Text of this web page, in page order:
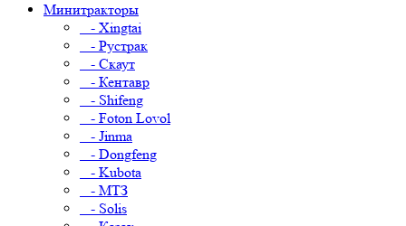
Минитракторы
- Xingtai
- Рустрак
- Скаут
- Кентавр
- Shifeng
- Foton Lovol
- Jinma
- Dongfeng
- Kubota
- МТЗ
- Solis